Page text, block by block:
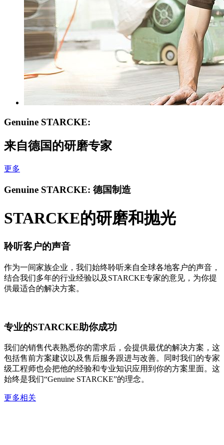
Genuine STARCKE:
来自德国的研磨专家
更多
Genuine STARCKE: 德国制造
STARCKE的研磨和抛光
聆听客户的声音
作为一间家族企业，我们始终聆听来自全球各地客户的声音，
结合我们多年的行业经验以及STARCKE专家的意见，为你提
供最适合的解决方案。
专业的STARCKE助你成功
我们的销售代表熟悉你的需求后，会提供最优的解决方案，这
包括售前方案建议以及售后服务跟进与改善。同时我们的专家
级工程师也会把他的经验和专业知识应用到你的方案里面。这
始终是我们“Genuine STARCKE”的理念。
更多相关